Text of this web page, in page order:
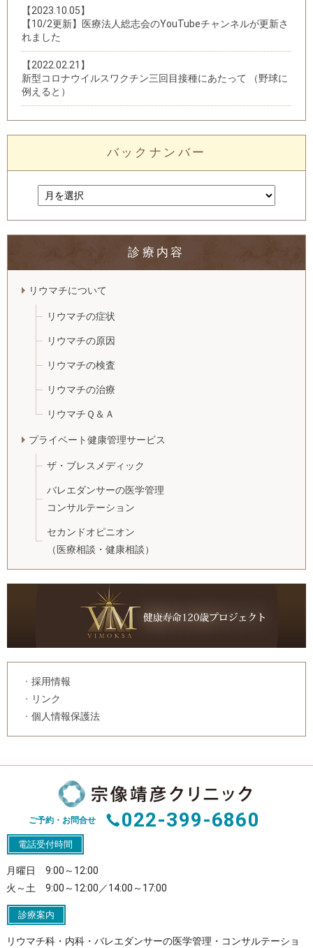
【2023.10.05】
【10/2更新】医療法人総志会のYouTubeチャンネルが更新さ
れました
【2022.02.21】
新型コロナウイルスワクチン三回目接種にあたって （野球に
例えると）
バックナンバー
診療内容
リウマチについて
リウマチの症状
リウマチの原因
リウマチの検査
リウマチの治療
リウマチＱ＆Ａ
プライベート健康管理サービス
ザ・ブレスメディック
バレエダンサーの医学管理
コンサルテーション
セカンドオピニオン
（医療相談・健康相談）
採用情報
リンク
個人情報保護法
ご予約・お問合せ 022-399-6860
電話受付時間
月曜日 9:00～12:00
火～土 9:00～12:00／14:00～17:00
診療案内
リウマチ科・内科・バレエダンサーの医学管理・コンサルテーショ